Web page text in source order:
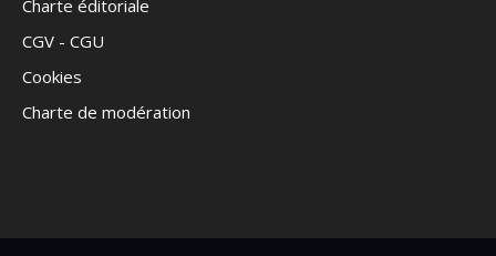
Charte éditoriale
CGV - CGU
Cookies
Charte de modération